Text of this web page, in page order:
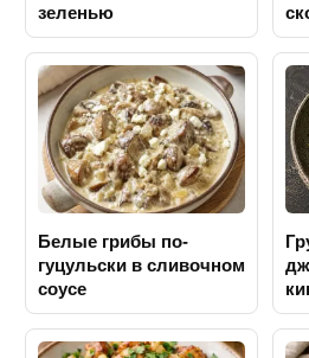
зеленью
Белые грибы по-
гуцульски в сливочном
соусе